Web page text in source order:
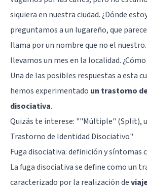
siquiera en nuestra ciudad. ¿Dónde
preguntamos a un lugareño, que
llama por un nombre que no el
llevamos un mes en la localidad.
Una de las posibles respuestas a esta
hemos experimentado un trastorno
disociativa.
Quizás te interese: ""Múltiple" (Split),
Trastorno de Identidad Disociativo"
Fuga disociativa: definición y síntomas
La fuga disociativa se define como un
caracterizado por la realización de